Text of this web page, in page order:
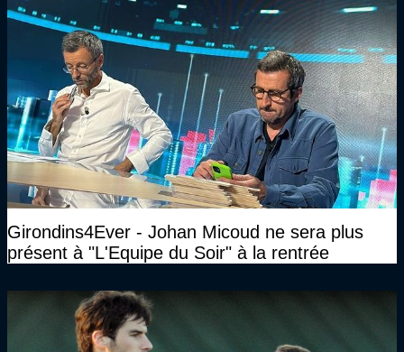
Girondins4Ever - Johan Micoud ne sera plus
présent à "L'Equipe du Soir" à la rentrée